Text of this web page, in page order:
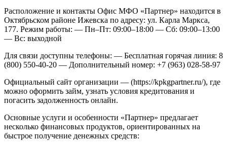
Расположение и контакты Офис МФО «Партнер» находится в
Октябрьском районе Ижевска по адресу: ул. Карла Маркса,
177. Режим работы: — Пн–Пт: 09:00–18:00 — Сб: 09:00–13:00
— Вс: выходной
Для связи доступны телефоны: — Бесплатная горячая линия: 8
(800) 550-40-20 — Дополнительный номер: +7 (963) 028-58-97
Официальный сайт организации — (https://kpkgpartner.ru/), где
можно оформить займ, узнать условия кредитования и
погасить задолженность онлайн.
Основные услуги и особенности «Партнер» предлагает
несколько финансовых продуктов, ориентированных на
быстрое получение денежных средств: